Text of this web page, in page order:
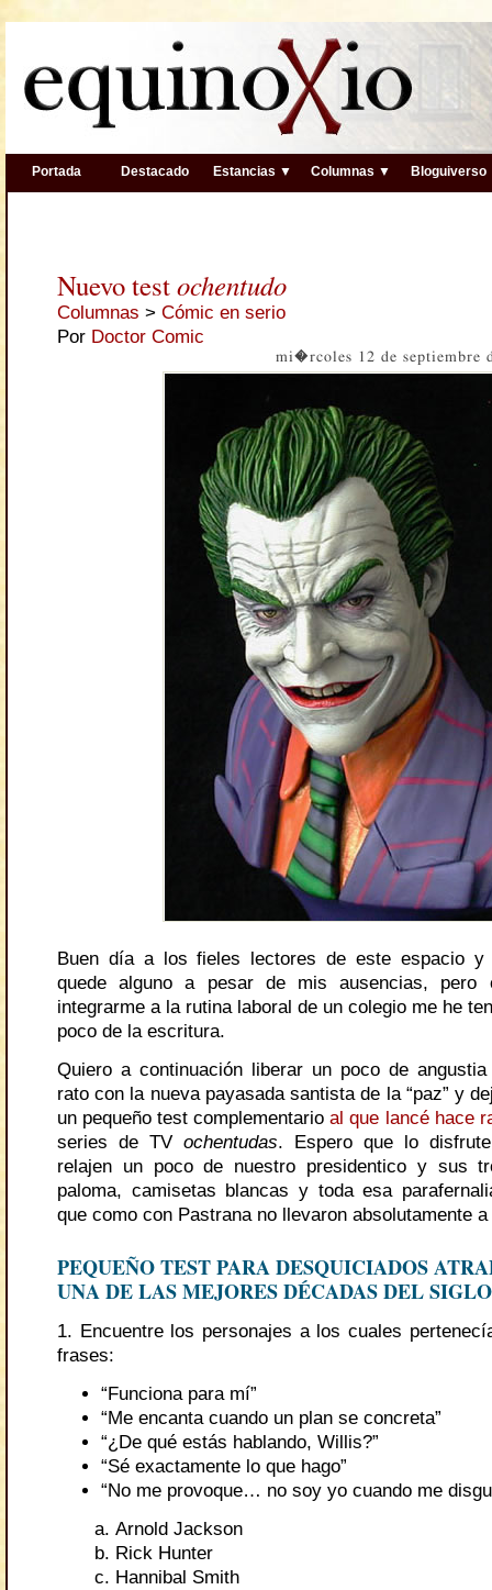
Portada Destacado Estancias ▼ Columnas ▼ Bloguiverso
Nuevo testochentudo
Columnas > Cómic en serio
Por Doctor Comic
mi�rcoles 12 de septiembre
Buen día a los fieles lectores de este espacio y
quede alguno a pesar de mis ausencias, pero
integrarme a la rutina laboral de un colegio me he
poco de la escritura.
Quiero a continuación liberar un poco de
rato con la nueva payasada santista de la “paz” y
un pequeño test complementarioal que lancé hace
series de TV ochentudas. Espero que lo
relajen un poco de nuestro presidentico y sus
paloma, camisetas blancas y toda esa
que como con Pastrana no llevaron absolutamente a
PEQUEÑO TEST PARA DESQUICIADOS
UNA DE LAS MEJORES DÉCADAS DEL
1. Encuentre los personajes a los cuales
frases:
“Funciona para mí”
“Me encanta cuando un plan se concreta”
“¿De qué estás hablando, Willis?”
“Sé exactamente lo que hago”
“No me provoque… no soy yo cuando me
Arnold Jackson
Rick Hunter
Hannibal Smith